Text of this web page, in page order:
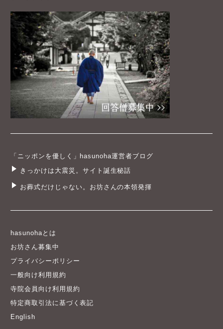
「ニッポンを優しく」hasunoha運営者ブログ
きっかけは大震災。サイト誕生秘話
お葬式だけじゃない。お坊さんの本領発揮
hasunohaとは
お坊さん募集中
プライバシーポリシー
一般向け利用規約
寺院会員向け利用規約
特定商取引法に基づく表記
English